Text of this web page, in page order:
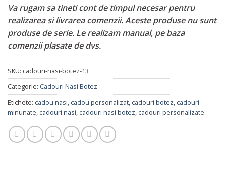
Va rugam sa tineti cont de timpul necesar pentru
realizarea si livrarea comenzii. Aceste produse nu sunt
produse de serie. Le realizam manual, pe baza
comenzii plasate de dvs.
SKU: cadouri-nasi-botez-13
Categorie: Cadouri Nasi Botez
Etichete: cadou nasi cadou personalizat cadouri botez cadouri
minunate cadouri nasi cadouri nasi botez cadouri personalizate